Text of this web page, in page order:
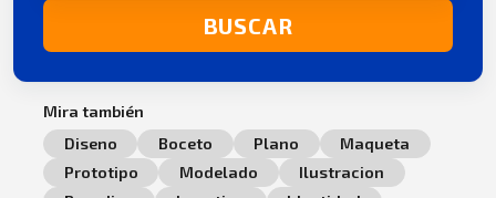
BUSCAR
Mira también
Diseno
Boceto Plano
Maqueta
Prototipo
Modelado
Ilustracion